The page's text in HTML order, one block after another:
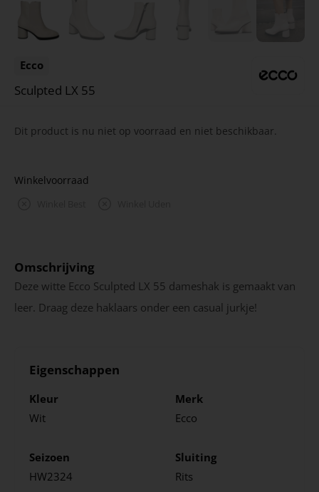
Ecco
Sculpted LX 55
Dit product is nu niet op voorraad en niet beschikbaar.
Winkelvoorraad
Omschrijving
Deze witte Ecco Sculpted LX 55 dameshak is gemaakt van
leer. Draag deze haklaars onder een casual jurkje!
Eigenschappen
Kleur
Wit
Merk
Ecco
Seizoen
HW2324
Sluiting
Rits